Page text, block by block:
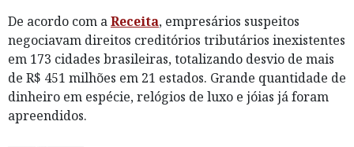
De acordo com aReceita, empresários suspeitos
negociavam direitos creditórios tributários inexistentes
em 173 cidades brasileiras, totalizando desvio de mais
de R$ 451 milhões em 21 estados. Grande quantidade de
dinheiro em espécie, relógios de luxo e jóias já foram
apreendidos.